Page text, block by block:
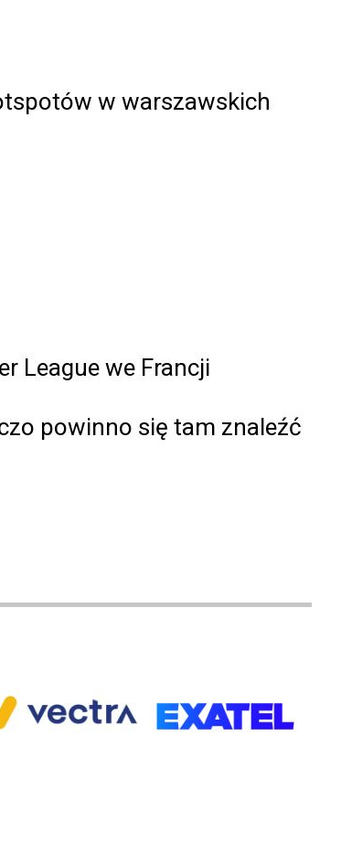
w warszawskich
League we Francji
powinno się tam znaleźć